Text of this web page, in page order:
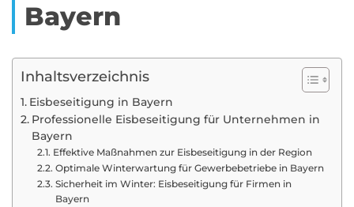
Bayern
Inhaltsverzeichnis
Eisbeseitigung in Bayern
Professionelle Eisbeseitigung für Unternehmen in
Bayern
Effektive Maßnahmen zur Eisbeseitigung in der Region
Optimale Winterwartung für Gewerbebetriebe in Bayern
Sicherheit im Winter: Eisbeseitigung für Firmen in
Bayern